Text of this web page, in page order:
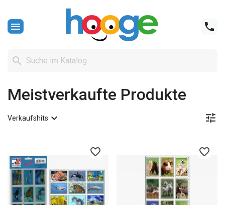
 

Meistverkaufte Produkte

Verkaufshits 
favorite_border favorite_border